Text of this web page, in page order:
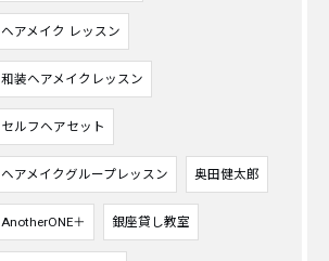
ヘアメイク レッスン
和装ヘアメイクレッスン
セルフヘアセット
ヘアメイクグループレッスン 奥田健太郎
AnotherONE＋ 銀座貸し教室